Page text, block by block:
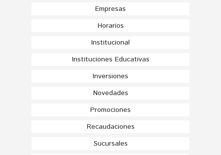
Empresas
Horarios
Institucional
Instituciones Educativas
Inversiones
Novedades
Promociones
Recaudaciones
Sucursales